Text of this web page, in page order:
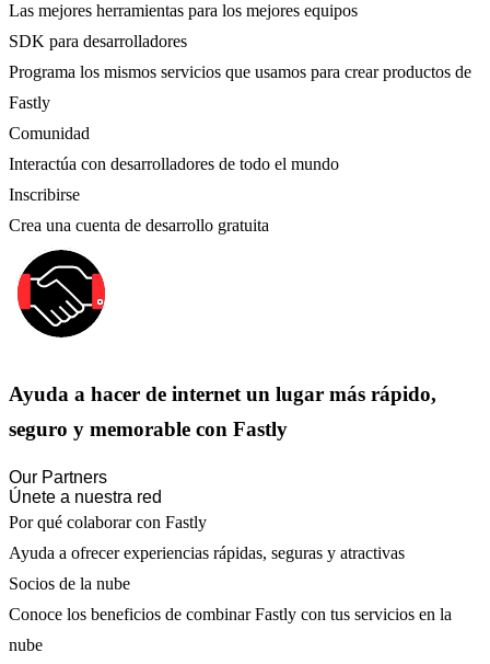
Las mejores herramientas para los mejores equipos
SDK para desarrolladores
Programa los mismos servicios que usamos para crear productos de
Fastly
Comunidad
Interactúa con desarrolladores de todo el mundo
Inscribirse
Crea una cuenta de desarrollo gratuita
Ayuda a hacer de internet un lugar más rápido,
seguro y memorable con Fastly
Our Partners
Únete a nuestra red
Por qué colaborar con Fastly
Ayuda a ofrecer experiencias rápidas, seguras y atractivas
Socios de la nube
Conoce los beneficios de combinar Fastly con tus servicios en la
nube